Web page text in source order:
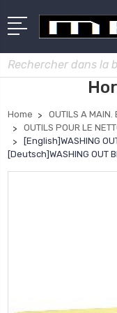
Rechercher
Home
OUTILS A MAIN.
OUTILS POUR LE
[English]WASHING
[Deutsch]WASHING OUT